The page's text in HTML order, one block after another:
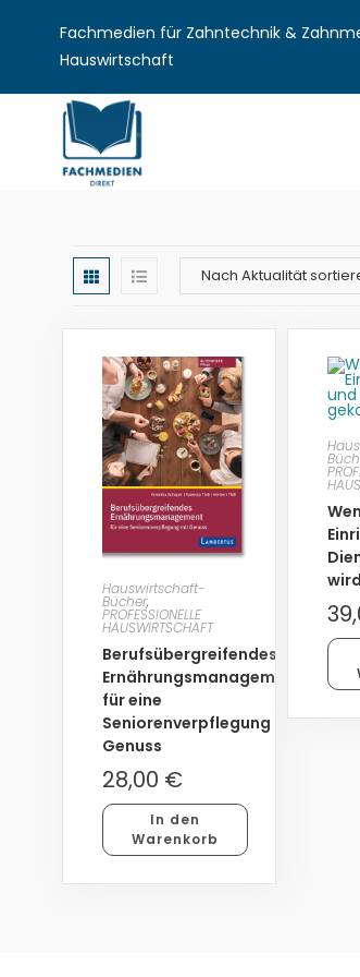
Fachmedien für Zahntechnik &
Hauswirtschaft
Hauswirtschaft-
Bücher,
PROFESSIONELLE
HAUSWIRTSCHAFT
Berufsübergreifendes
Ernährungsmanagement
für eine
Seniorenverpflegung mit
Genuss
28,00 €
In den
Warenkorb
wird